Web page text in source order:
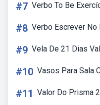
#7 Verbo To Be
#8 Verbo Escrever No
#9 Vela De 21 Dias
#10 Vasos Para Sala
#11 Valor Do Prisma